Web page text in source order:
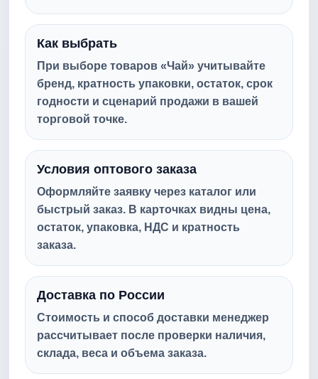
Как выбрать
При выборе товаров «Чай» учитывайте
бренд, кратность упаковки, остаток, срок
годности и сценарий продажи в вашей
торговой точке.
Условия оптового заказа
Оформляйте заявку через каталог или
быстрый заказ. В карточках видны цена,
остаток, упаковка, НДС и кратность
заказа.
Доставка по России
Стоимость и способ доставки менеджер
рассчитывает после проверки наличия,
склада, веса и объема заказа.